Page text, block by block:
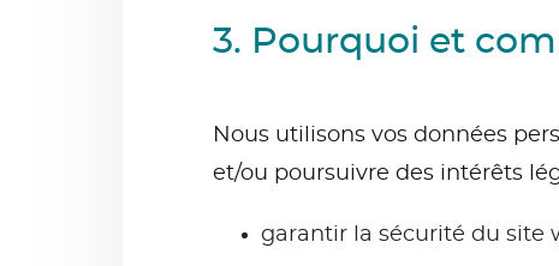
3. Pourquoi et
Nous utilisons vos données
et/ou poursuivre des intérêts
garantir la sécurité du site